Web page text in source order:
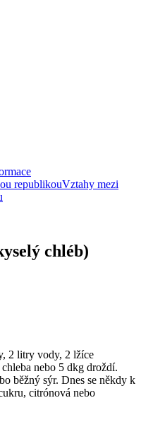
republikouVztahy mezi
chléb)
2 litry vody, 2 lžíce
nebo 5 dkg droždí.
běžný sýr. Dnes se někdy k
citrónová nebo